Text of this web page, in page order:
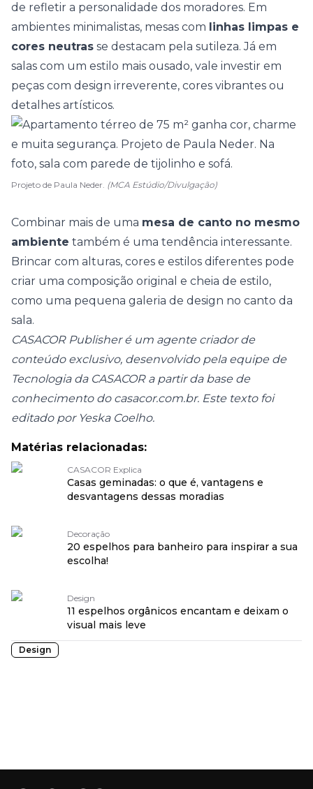
de refletir a personalidade dos moradores. Em
ambientes minimalistas, mesas com linhas limpas e
cores neutras se destacam pela sutileza. Já em
salas com um estilo mais ousado, vale investir em
peças com design irreverente, cores vibrantes ou
detalhes artísticos.
Projeto de Paula Neder. (MCA Estúdio/Divulgação)
Combinar mais de uma mesa de canto no mesmo
ambiente também é uma tendência interessante.
Brincar com alturas, cores e estilos diferentes pode
criar uma composição original e cheia de estilo,
como uma pequena galeria de design no canto da
sala.
CASACOR Publisher é um agente criador de
conteúdo exclusivo, desenvolvido pela equipe de
Tecnologia da CASACOR a partir da base de
conhecimento do casacor.com.br. Este texto foi
editado por Yeska Coelho.
Matérias relacionadas:
CASACOR Explica
Casas geminadas: o que é, vantagens e
desvantagens dessas moradias
Decoração
20 espelhos para banheiro para inspirar a sua
escolha!
Design
11 espelhos orgânicos encantam e deixam o
visual mais leve
Design